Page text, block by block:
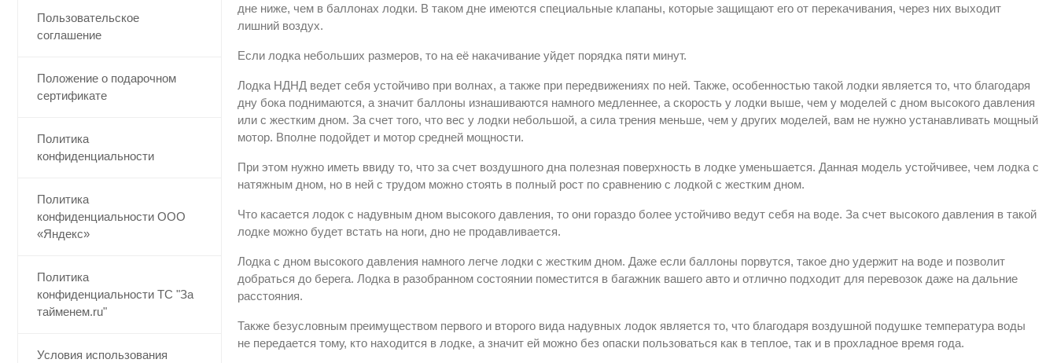
Пользовательское
соглашение
Положение о подарочном
сертификате
Политика
конфиденциальности
Политика
конфиденциальности ООО
«Яндекс»
Политика
конфиденциальности ТС "За
тайменем.ru"
Условия использования
дне ниже, чем в баллонах лодки. В таком дне имеются специальные клапаны, которые защищают его от перекачивания, через них выходит
лишний воздух.
Если лодка небольших размеров, то на её накачивание уйдет порядка пяти минут.
Лодка НДНД ведет себя устойчиво при волнах, а также при передвижениях по ней. Также, особенностью такой лодки является то, что благодаря
дну бока поднимаются, а значит баллоны изнашиваются намного медленнее, а скорость у лодки выше, чем у моделей с дном высокого давления
или с жестким дном. За счет того, что вес у лодки небольшой, а сила трения меньше, чем у других моделей, вам не нужно устанавливать мощный
мотор. Вполне подойдет и мотор средней мощности.
При этом нужно иметь ввиду то, что за счет воздушного дна полезная поверхность в лодке уменьшается. Данная модель устойчивее, чем лодка с
натяжным дном, но в ней с трудом можно стоять в полный рост по сравнению с лодкой с жестким дном.
Что касается лодок с надувным дном высокого давления, то они гораздо более устойчиво ведут себя на воде. За счет высокого давления в такой
лодке можно будет встать на ноги, дно не продавливается.
Лодка с дном высокого давления намного легче лодки с жестким дном. Даже если баллоны порвутся, такое дно удержит на воде и позволит
добраться до берега. Лодка в разобранном состоянии поместится в багажник вашего авто и отлично подходит для перевозок даже на дальние
расстояния.
Также безусловным преимуществом первого и второго вида надувных лодок является то, что благодаря воздушной подушке температура воды
не передается тому, кто находится в лодке, а значит ей можно без опаски пользоваться как в теплое, так и в прохладное время года.